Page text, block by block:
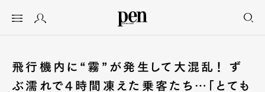
飛行機内に“霧”が発生して大混乱！ ず
ぶ濡れで4時間凍えた乗客たち…「とても